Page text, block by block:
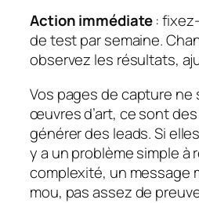
Action immédiate:
de test par semaine.
observez les résultats,
Vos pages de capture ne
œuvres d’art, ce sont
générer des leads. Si
y a un problème simple à
complexité, un message
mou, pas assez de